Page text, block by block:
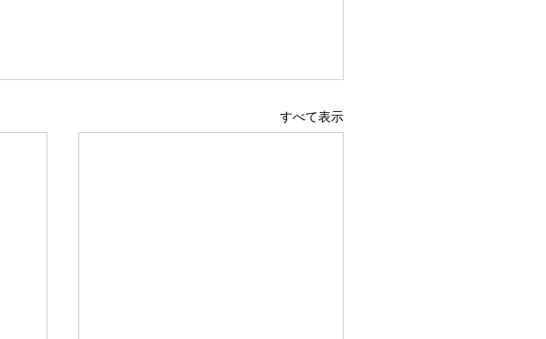
すべて表示